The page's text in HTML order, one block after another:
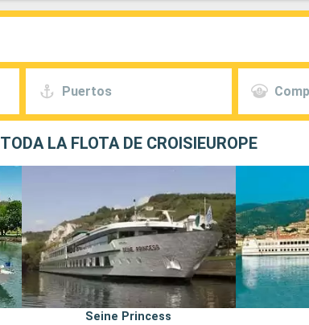
Puertos
TODA LA FLOTA DE CROISIEUROPE
Seine Princess